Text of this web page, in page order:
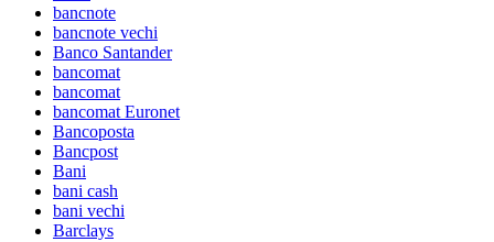
bancnote
bancnote vechi
Banco Santander
bancomat
bancomat
bancomat Euronet
Bancoposta
Bancpost
Bani
bani cash
bani vechi
Barclays